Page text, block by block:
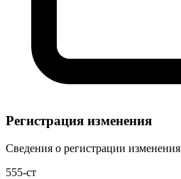
Регистрация изменения
Сведения о регистрации изменения
555-ст